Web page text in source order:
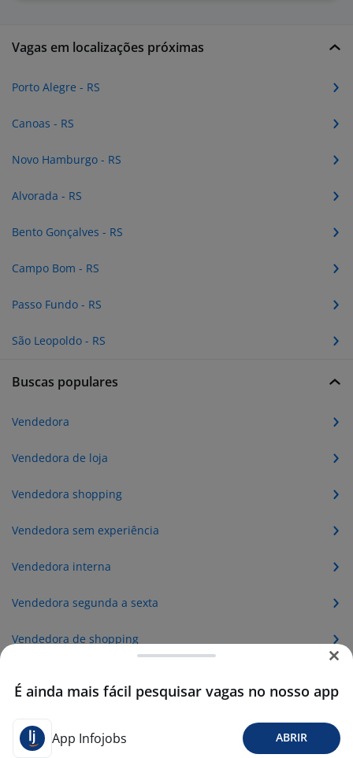
Vagas em localizações próximas
Porto Alegre - RS
Canoas - RS
Novo Hamburgo - RS
Alvorada - RS
Bento Gonçalves - RS
Campo Bom - RS
Passo Fundo - RS
São Leopoldo - RS
Buscas populares
Vendedora
Vendedora de loja
Vendedora shopping
Vendedora sem experiência
Vendedora interna
Vendedora segunda a sexta
Vendedora de shopping
Vendedora externa
É ainda mais fácil pesquisar vagas no nosso app
App Infojobs ABRIR